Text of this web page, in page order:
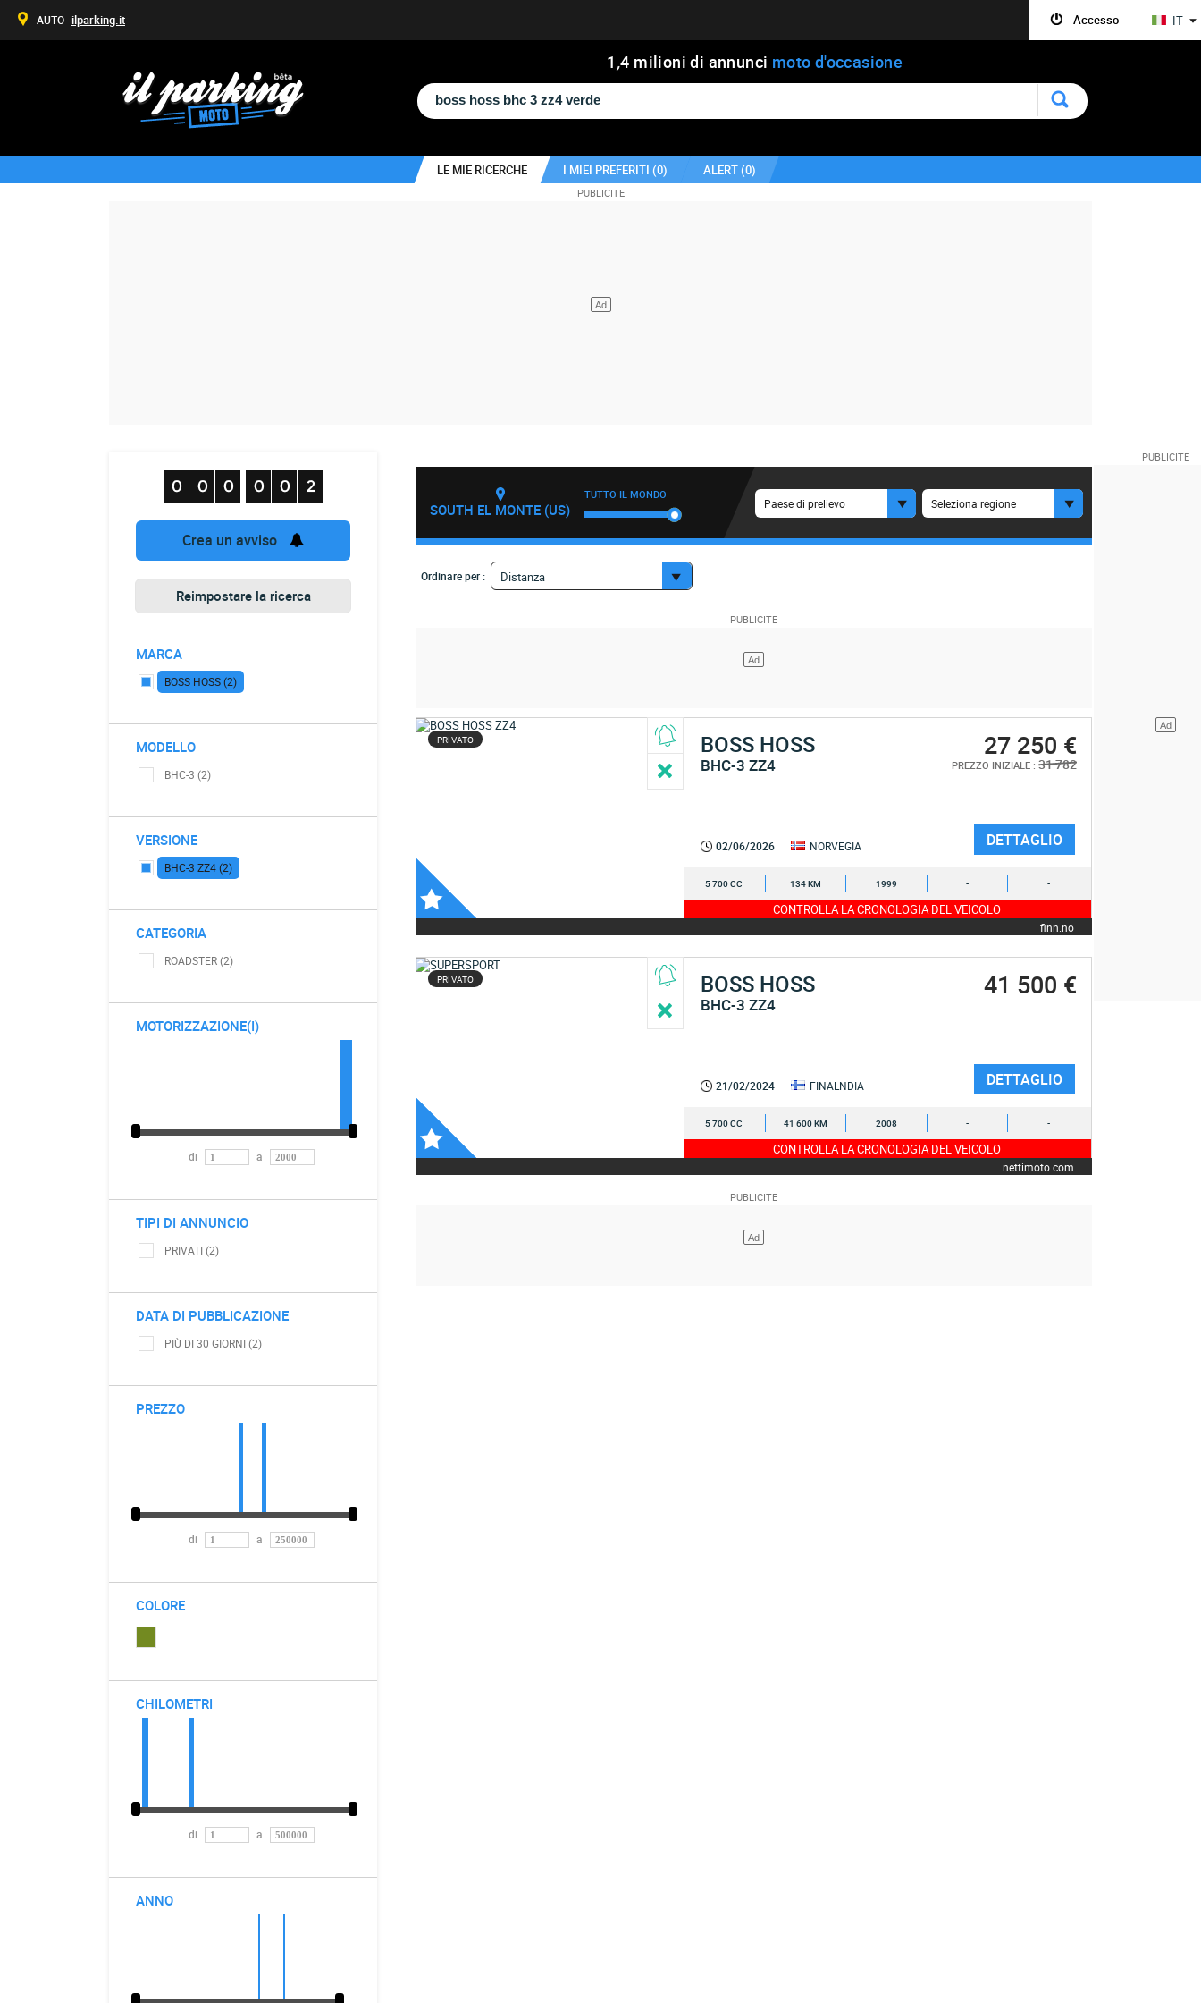
1 ,4 milioni di annunci moto d'occasione
LE MIE RICERCHE I MIEI PREFERITI (0) ALERT (0)
Crea un avviso
Reimpostare la ricerca
MARCA
BOSS HOSS (2)
MODELLO
BHC-3 (2)
VERSIONE
BHC-3 ZZ4 (2)
CATEGORIA
ROADSTER (2)
MOTORIZZAZIONE(I)
di a
TIPI DI ANNUNCIO
PRIVATI (2)
DATA DI PUBBLICAZIONE
PIÙ DI 30 GIORNI (2)
PREZZO
di a
COLORE
CHILOMETRI
di a
ANNO
SOUTH EL MONTE (US)
TUTTO IL MONDO
Paese di prelievo Seleziona regione
Ordinare per : Distanza
PRIVATO BOSS HOSS
BHC-3 ZZ4
27 250 €
PREZZO INIZIALE : 31 782
02/06/2026 NORVEGIA DETTAGLIO
5 700 CC 134 KM 1999 - -
CONTROLLA LA CRONOLOGIA DEL VEICOLO
finn.no
PRIVATO BOSS HOSS
BHC-3 ZZ4
41 500 €
21/02/2024 FINALNDIA DETTAGLIO
5 700 CC 41 600 KM 2008 - -
CONTROLLA LA CRONOLOGIA DEL VEICOLO
nettimoto.com
Accesso
AUTO ilparking.it IT